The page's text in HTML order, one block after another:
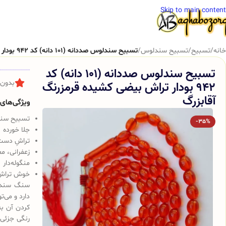
Skip to main content
خانه/تسبیح/تسبیح سندلوس/تسبیح سندلوس صددانه (101 دانه) کد 942 بودار تراش بیضی کشیده قرمزرنگ آقابزرگ
تسبیح سندلوس صددانه (101 دانه) کد
942 بودار تراش بیضی کشیده قرمزرنگ
آقابزرگ
-35%
ویژگی‌های
تسبیح
جلا خورده
تراشِ
زعفرانی،
منگوله‌دار
خوش
سنگ
دارد و
کردن آن
رنگی